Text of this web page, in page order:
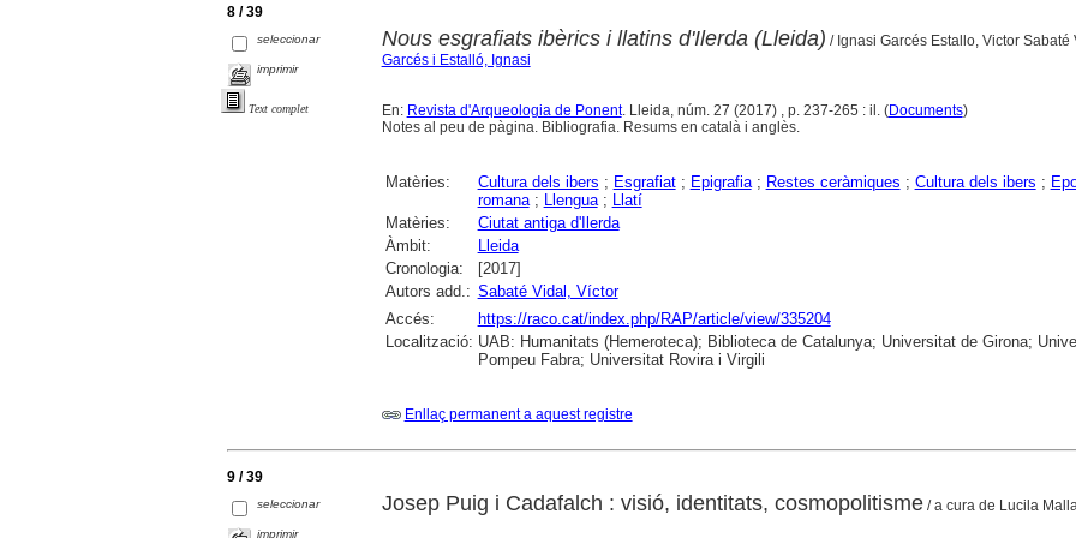
8 / 39
seleccionar
imprimir
Text complet
Nous esgrafiats ibèrics i llatins d'Ilerda (Lleida) / Ignasi Garcés Estallo, Victor Sabaté
Garcés i Estalló, Ignasi
En: Revista d'Arqueologia de Ponent. Lleida, núm. 27 (2017) , p. 237-265 : il. (Documents)
Notes al peu de pàgina. Bibliografia. Resums en català i anglès.
Matèries: Cultura dels ibers ; Esgrafiat; Epigrafia; Restes ceràmiques ; Cultura dels ibers ;
romana; Llengua;
Llatí
Matèries:
Ciutat antiga d'Ilerda
Àmbit:
Lleida
Cronologia:
[2017]
Autors add.: Sabaté Vidal, Víctor
Accés:
https://raco.cat/index.php/RAP/article/view/335204
Localització: UAB: Humanitats (Hemeroteca); Biblioteca de Catalunya; Universitat de Girona;
Pompeu Fabra; Universitat Rovira i Virgili
Enllaç permanent a aquest registre
9 / 39
seleccionar
imprimir
Josep Puig i Cadafalch : visió, identitats, cosmopolitisme/ a cura de Lucila